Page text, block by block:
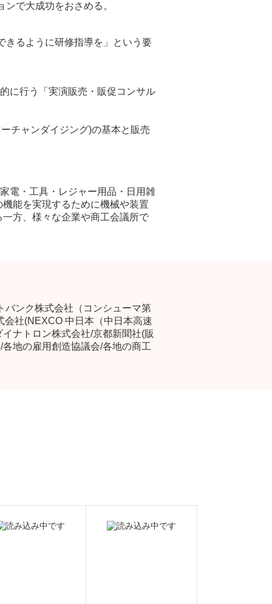
で大成功をおさめる。
きるように研修指導を」という要
に行う「実演販売・販促コンサル
チャンダイジング)の基本と販売
電・工具・レジャー用品・日用雑
能を実現するために機械や装置
方、様々な企業や商工会議所で
バンク株式会社（コンシューマ第
社(NEXCO 中日本（中日本高速
ナトロン株式会社/京都新聞社(販
地の雇用創造協議会/各地の商工